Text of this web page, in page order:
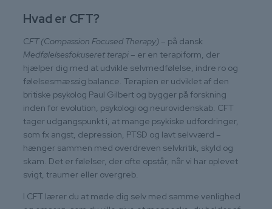
Hvad er CFT?
CFT (Compassion Focused Therapy) – på dansk
Medfølelsesfokuseret terapi – er en terapiform, der
hjælper dig med at udvikle selvmedfølelse, indre ro og
følelsesmæssig balance. Terapien er udviklet af den
britiske psykolog Paul Gilbert og bygger på forskning
inden for evolution, psykologi og neurovidenskab. CFT
tager udgangspunkt i, at mange psykiske udfordringer,
som fx angst, depression, PTSD og lavt selvværd –
hænger sammen med overdreven selvkritik, skyld og
skam. Det er følelser, der ofte opstår, når vi har oplevet
svigt, traumer eller overgreb.
I CFT lærer du at møde dig selv med samme venlighed